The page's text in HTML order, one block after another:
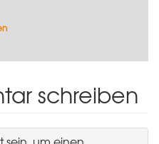
schreiben